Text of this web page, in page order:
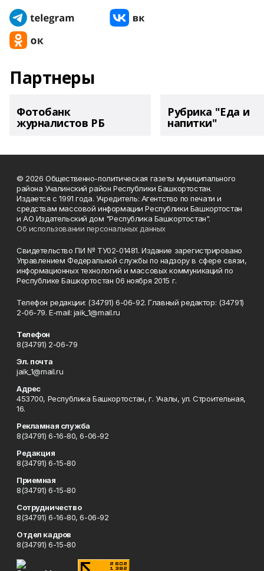
Партнеры
Фотобанк
журналистов РБ
Рубрика "Еда и
напитки"
© 2026 Общественно-политическая газеты муниципального
района Учалинский район Республики Башкортостан.
Издается с 1991 года. Учредитель: Агентство по печати и
средствам массовой информации Республики Башкортостан
и АО Издательский дом "Республика Башкортостан".
Об использовании персональных данных
Свидетельство ПИ № ТУ02-01481. Издание зарегистрировано
Управлением Федеральной службы по надзору в сфере связи,
информационных технологий и массовых коммуникаций по
Республике Башкортостан 06 ноября 2015 г.
Телефон редакции: (34791) 6-06-92. Главный редактор: (34791)
2-06-79. Е-mаil: jaik_1@mail.ru
Телефон
8(34791) 2-06-79
Эл. почта
jaik_1@mail.ru
Адрес
453700, Республика Башкортостан, г. Учалы, ул. Строительная,
16.
Рекламная служба
8(34791) 6-16-80, 6-06-92
Редакция
8(34791) 6-15-80
Приемная
8(34791) 6-15-80
Сотрудничество
8(34791) 6-16-80, 6-06-92
Отдел кадров
8(34791) 6-15-80